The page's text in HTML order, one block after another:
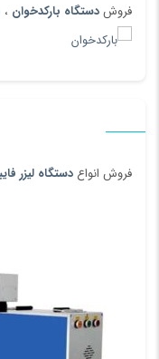
فروشدستگاه بارکدخوان ،
فروش انواع دستگاه لیزر